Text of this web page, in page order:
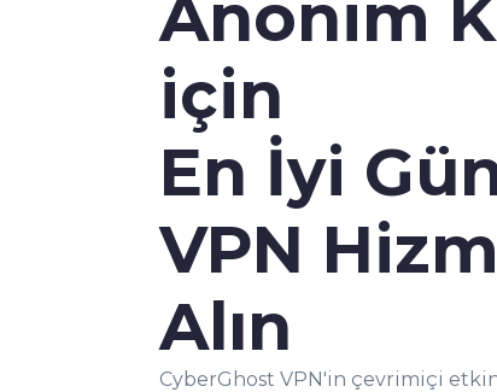
Anonim
için
En İyi
VPN
Alın
CyberGhost VPN'in çevrimiçi